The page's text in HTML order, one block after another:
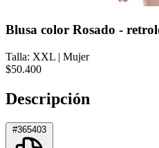
Blusa color Rosado -
Talla: XXL | Mujer
$50.400
Descripción
#365403